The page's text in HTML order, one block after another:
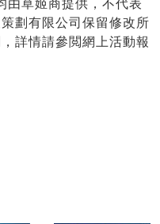
劃有限公司保留修改所
詳情請參閲網上活動報